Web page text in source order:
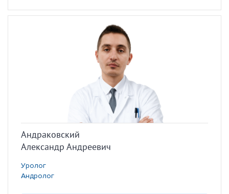
Андраковский
Александр Андреевич
Уролог
Андролог